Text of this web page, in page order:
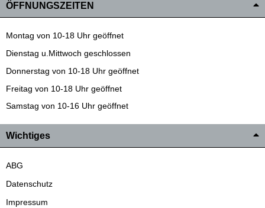
ÖFFNUNGSZEITEN
Montag von 10-18 Uhr geöffnet
Dienstag u.Mittwoch geschlossen
Donnerstag von 10-18 Uhr geöffnet
Freitag von 10-18 Uhr geöffnet
Samstag von 10-16 Uhr geöffnet
Wichtiges
ABG
Datenschutz
Impressum